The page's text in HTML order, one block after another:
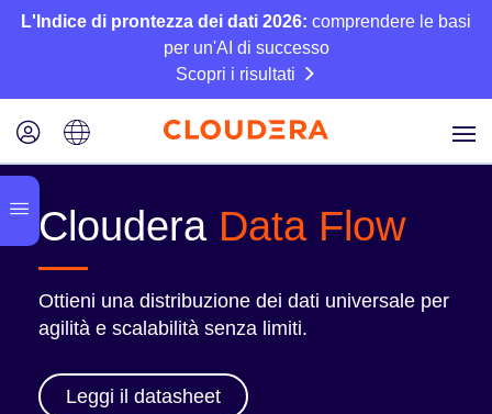
L'Indice di prontezza dei dati 2026: comprendere le basi
per un'AI di successo
Scopri i risultati
Cloudera Data Flow
Ottieni una distribuzione dei dati universale per
agilità e scalabilità senza limiti.
Leggi il datasheet